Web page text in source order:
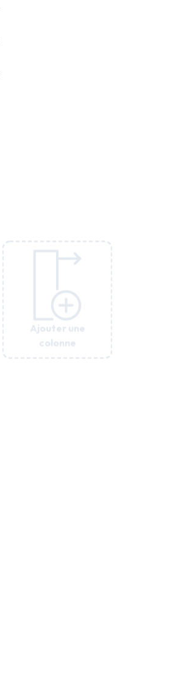
Ajouter une
colonne
Ajouter une
colonne
Ajouter une
colonne
Ajouter une
colonne
Ajouter une
colonne
Ajouter une
colonne